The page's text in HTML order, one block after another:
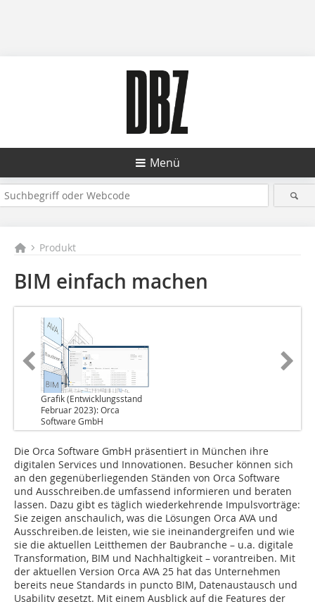
Menü
Produkt
BIM einfach machen
Grafik (Entwicklungsstand
Februar 2023): Orca
Software GmbH
Die Orca Software GmbH präsentiert in München ihre
digitalen Services und Innovationen. Besucher können sich
an den gegenüberliegenden Ständen von Orca Software
und Ausschreiben.de umfassend informieren und beraten
lassen. Dazu gibt es täglich wiederkehrende Impulsvorträge:
Sie zeigen anschaulich, was die Lösungen Orca AVA und
Ausschreiben.de leisten, wie sie ineinandergreifen und wie
sie die aktuellen Leitthemen der Baubranche – u.a. digitale
Transformation, BIM und Nachhaltigkeit – vorantreiben. Mit
der aktuellen Version Orca AVA 25 hat das Unternehmen
bereits neue Standards in puncto BIM, Datenaustausch und
Usability gesetzt. Mit einem Ausblick auf die Features der